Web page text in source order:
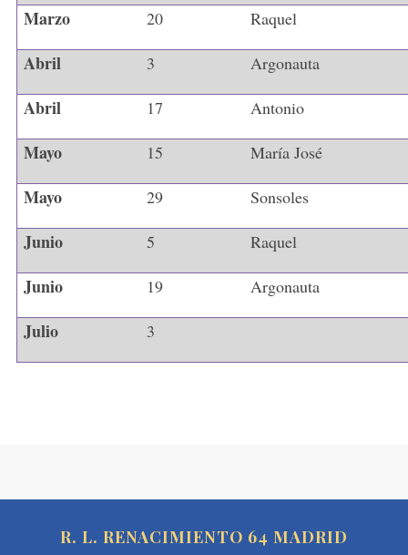
Marzo 20 Raquel
Abril 3 Argonauta
Abril 17 Antonio
Mayo 15 María José
Mayo 29 Sonsoles
Junio 5 Raquel
Junio 19 Argonauta
Julio 3
R. L. RENACIMIENTO 64 MADRID